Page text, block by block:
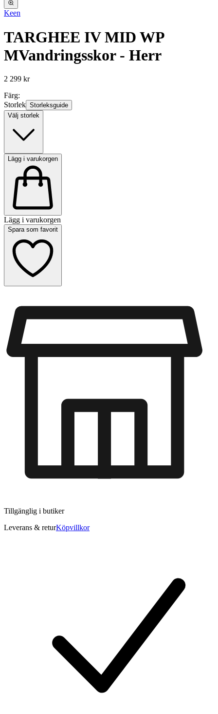
Keen
TARGHEE IV MID WP
MVandringsskor - Herr
2 299 kr
Färg:
Storlek Storleksguide
Välj storlek
Lägg i varukorgen
Lägg i varukorgen
Spara som favorit
Tillgänglig i butiker
Leverans & returKöpvillkor